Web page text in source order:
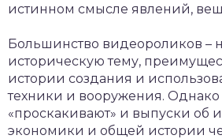
истинном смысле явлений,
Большинство видеороликов –
историческую тему,
истории создания и
техники и вооружения. Однако
«проскакивают» и выпуски об
экономики и общей истории